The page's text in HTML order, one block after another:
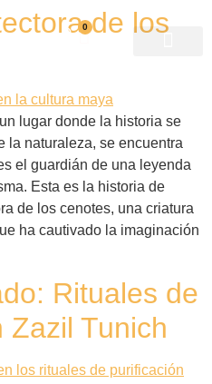
0 de los
lugar donde la historia se
la naturaleza, se encuentra
el guardián de una leyenda
Esta es la historia de
de los cenotes, una criatura
ha cautivado la imaginación
Rituales de
Zazil Tunich